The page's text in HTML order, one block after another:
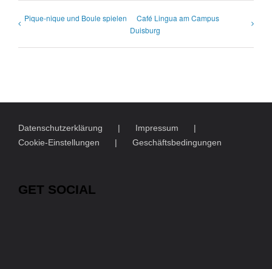
Pique-nique und Boule spielen
Café Lingua am Campus
Duisburg
Datenschutzerklärung
Impressum
Cookie-Einstellungen
Geschäftsbedingungen
GET SOCIAL